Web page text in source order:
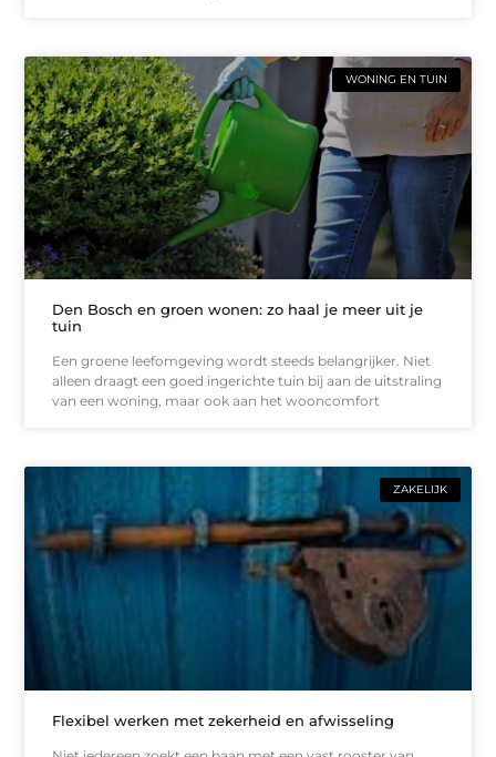
WONING EN TUIN
Den Bosch en groen wonen: zo haal je meer uit je
tuin
Een groene leefomgeving wordt steeds belangrijker. Niet
alleen draagt een goed ingerichte tuin bij aan de uitstraling
van een woning, maar ook aan het wooncomfort
ZAKELIJK
Flexibel werken met zekerheid en afwisseling